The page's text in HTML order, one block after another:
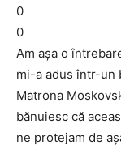
0
0
Am aşa o
mi-a adus într-un
Matrona
bănuiesc că
ne protejam de